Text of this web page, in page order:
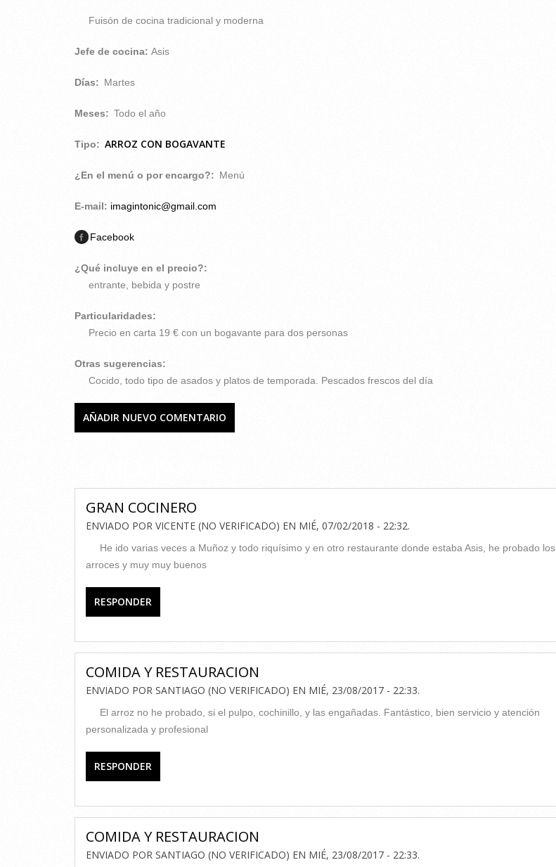
Fuisón de cocina tradicional y moderna
Jefe de cocina: Asis
Días: Martes
Meses: Todo el año
Tipo: ARROZ CON BOGAVANTE
¿En el menú o por encargo?: Menú
E-mail: imagintonic@gmail.com
Facebook
¿Qué incluye en el precio?:
entrante, bebida y postre
Particularidades:
Precio en carta 19 € con un bogavante para dos personas
Otras sugerencias:
Cocido, todo tipo de asados y platos de temporada. Pescados frescos del día
AÑADIR NUEVO COMENTARIO
GRAN COCINERO
ENVIADO POR VICENTE (NO VERIFICADO) EN MIÉ, 07/02/2018 - 22:32.
He ido varias veces a Muñoz y todo riquísimo y en otro restaurante donde estaba Asis, he probado los
arroces y muy muy buenos
RESPONDER
COMIDA Y RESTAURACION
ENVIADO POR SANTIAGO (NO VERIFICADO) EN MIÉ, 23/08/2017 - 22:33.
El arroz no he probado, si el pulpo, cochinillo, y las engañadas. Fantástico, bien servicio y atención
personalizada y profesional
RESPONDER
COMIDA Y RESTAURACION
ENVIADO POR SANTIAGO (NO VERIFICADO) EN MIÉ, 23/08/2017 - 22:33.